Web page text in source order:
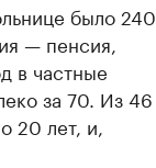
было 240
— пенсия,
в частные
за 70. Из 46
20 лет, и,